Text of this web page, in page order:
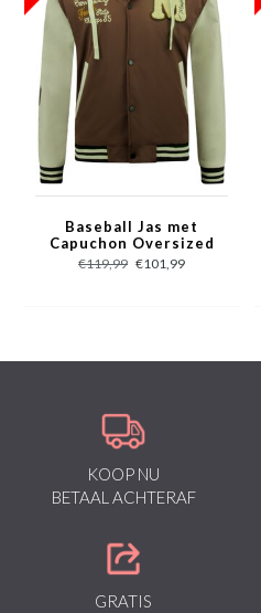
- Sluiting: Drukknopen
- Materiaal: 100% Polyester
- Zakken: 2 Jaszakken en Binnenzak
- Seizoen: Winter
- Wasvoorschrift: Machinewas 30
- Beschikbare maten: S - M - L - XL -
Baseball Jas met
Capuchon Oversized
-8632- Bruin
€119,99 €101,99
KOOP NU
BETAAL ACHTERAF
GRATIS